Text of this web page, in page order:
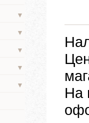
▼
▼
▼
▼
▼
На